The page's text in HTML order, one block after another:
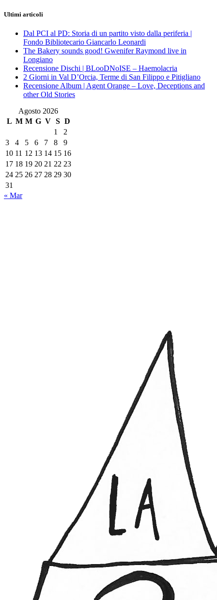
Ultimi articoli
Dal PCI al PD: Storia di un partito visto dalla periferia |
Fondo Bibliotecario Giancarlo Leonardi
The Bakery sounds good! Gwenifer Raymond live in
Longiano
Recensione Dischi | BLooDNoISE – Haemolacria
2 Giorni in Val D’Orcia, Terme di San Filippo e Pitigliano
Recensione Album | Agent Orange – Love, Deceptions and
other Old Stories
Agosto 2026
L M M G V S D
1
2
3
4 5 6 7 8
9
10 11 12 13 14 15 16
17 18 19 20 21 22 23
24 25 26 27 28 29 30
31
« Mar